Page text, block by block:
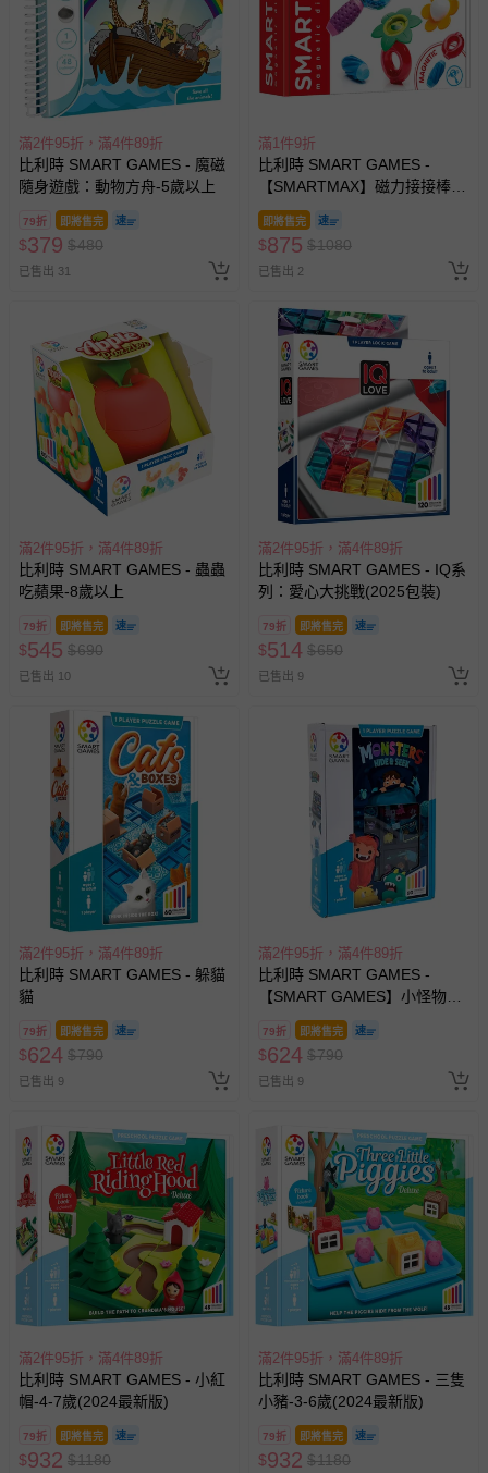
滿2件95折，滿4件89折
比利時 SMART GAMES - 魔磁
隨身遊戲：動物方舟-5歲以上
79折 即將售完
$379 $480
已售出 31
滿1件9折
比利時 SMART GAMES -
【SMARTMAX】磁力接接棒—
感官花朵組
即將售完
$875 $1080
已售出 2
滿2件95折，滿4件89折
比利時 SMART GAMES - 蟲蟲
吃蘋果-8歲以上
79折 即將售完
$545 $690
已售出 10
滿2件95折，滿4件89折
比利時 SMART GAMES - IQ系
列：愛心大挑戰(2025包裝)
79折 即將售完
$514 $650
已售出 9
滿2件95折，滿4件89折
比利時 SMART GAMES - 躲貓
貓
79折 即將售完
$624 $790
已售出 9
滿2件95折，滿4件89折
比利時 SMART GAMES -
【SMART GAMES】小怪物捉
79折 即將售完
$624 $790
已售出 9
滿2件95折，滿4件89折
比利時 SMART GAMES - 小紅
帽-4-7歲(2024最新版)
79折 即將售完
$932 $1180
滿2件95折，滿4件89折
比利時 SMART GAMES - 三隻
小豬-3-6歲(2024最新版)
79折 即將售完
$932 $1180